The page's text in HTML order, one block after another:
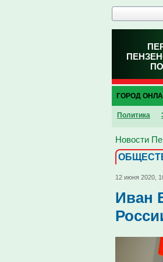
ГОРОД
Политика
Новости
12 июня 2020,
Иван